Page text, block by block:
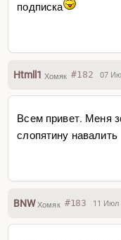
подписка
Htmll1 Хомяк #182 07
Всем привет. Меня
слопятину навалить
BNW Хомяк #183 11 Июл